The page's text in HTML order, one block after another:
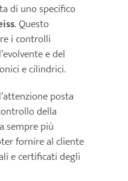
di uno specifico
. Questo
i controlli
e del
e cilindrici.
posta
della
sempre più
fornire al cliente
e certificati degli